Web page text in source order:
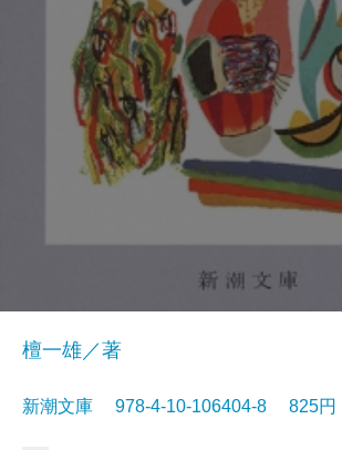
檀一雄／著
新潮文庫 978-4-10-106404-8 825